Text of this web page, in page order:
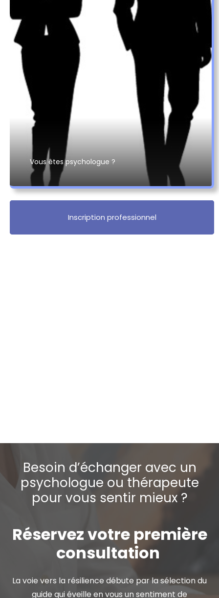
Vous êtes psychologue ?
Inscription professionnel
Besoin d’échanger avec un
psychologue ou thérapeute
pour vous sentir mieux ?
Réservez votre première
consultation
La voie vers la résilience débute par la sélection du
guide qui éveille en vous un sentiment de